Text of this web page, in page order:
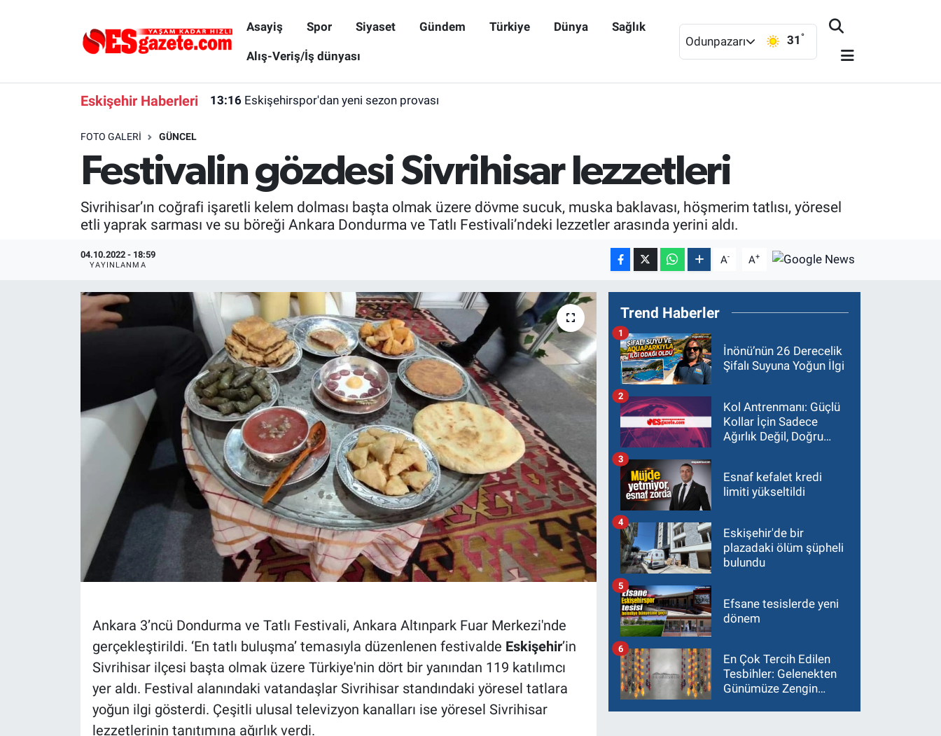
Asayiş Spor Siyaset Gündem Türkiye Dünya Sağlık
Alış-Veriş/İş dünyası
Odunpazarı 31 °
Eskişehir Haberleri 13:16 Eskişehirspor'dan yeni sezon provası
FOTO GALERI GÜNCEL
Festivalin gözdesi Sivrihisar lezzetleri
Sivrihisar’ın coğrafi işaretli kelem dolması başta olmak üzere dövme sucuk, muska baklavası, höşmerim tatlısı, yöresel
etli yaprak sarması ve su böreği Ankara Dondurma ve Tatlı Festivali’ndeki lezzetler arasında yerini aldı.
04.10.2022 - 18:59
YAYINLANMA A- A+
Ankara 3’ncü Dondurma ve Tatlı Festivali, Ankara Altınpark Fuar Merkezi'nde
gerçekleştirildi. ‘En tatlı buluşma’ temasıyla düzenlenen festivalde Eskişehir’in
Sivrihisar ilçesi başta olmak üzere Türkiye'nin dört bir yanından 119 katılımcı
yer aldı. Festival alanındaki vatandaşlar Sivrihisar standındaki yöresel tatlara
yoğun ilgi gösterdi. Çeşitli ulusal televizyon kanalları ise yöresel Sivrihisar
lezzetlerinin tanıtımına ağırlık verdi.
Trend Haberler
İnönü’nün 26 Derecelik
Şifalı Suyuna Yoğun İlgi
1
Kol Antrenmanı: Güçlü
Kollar İçin Sadece
Ağırlık Değil, Doğru
2
Esnaf kefalet kredi
limiti yükseltildi
3
Eskişehir'de bir
plazadaki ölüm şüpheli
bulundu
4
Efsane tesislerde yeni
dönem
5
En Çok Tercih Edilen
Tesbihler: Gelenekten
Günümüze Zengin
6
Alış-Veriş/İş dünyası
Eskişehirspor Arşivi
Röportaj
Kültür Sanat
Kütahya
Bilim ve Teknoloji
Eskişehir Nöbetçi Eczaneler
Süper Lig Puan Durumu ve Fikstür
Son Dakika Haberleri
Haber Arşivi